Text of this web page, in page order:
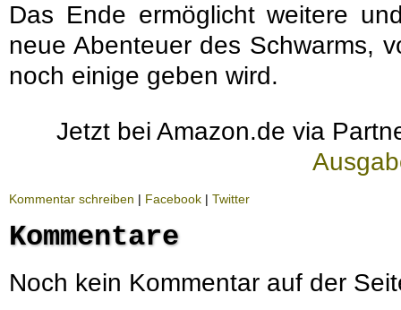
Das Ende ermöglicht weitere
neue Abenteuer des Schwarms,
noch einige geben wird.
Jetzt bei Amazon.de via
Kommentar schreiben | Facebook | Twitter
Kommentare
Noch kein Kommentar auf der